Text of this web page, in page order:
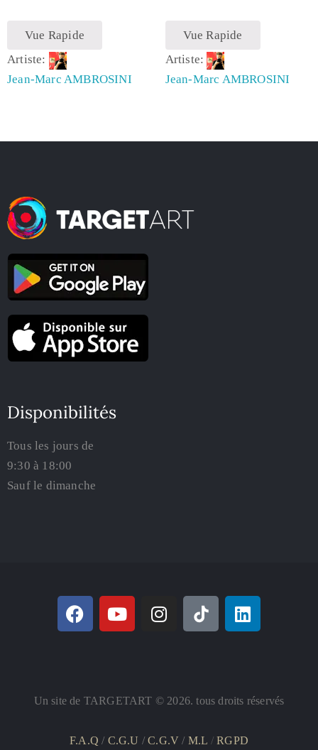
Vue Rapide
Artiste:
Jean-Marc AMBROSINI
Vue Rapide
Artiste:
Jean-Marc AMBROSINI
Disponibilités
Tous les jours de
9:30 à 18:00
Sauf le dimanche
Un site de TARGETART © 2026. tous droits réservés
F.A.Q / C.G.U /C.G.V/ M.L /RGPD